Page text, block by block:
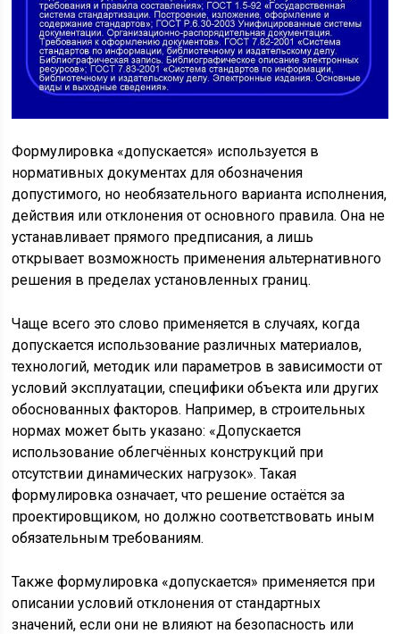
Формулировка «допускается» используется в
нормативных документах для обозначения
допустимого, но необязательного варианта исполнения,
действия или отклонения от основного правила. Она не
устанавливает прямого предписания, а лишь
открывает возможность применения альтернативного
решения в пределах установленных границ.
Чаще всего это слово применяется в случаях, когда
допускается использование различных материалов,
технологий, методик или параметров в зависимости от
условий эксплуатации, специфики объекта или других
обоснованных факторов. Например, в строительных
нормах может быть указано: «Допускается
использование облегчённых конструкций при
отсутствии динамических нагрузок». Такая
формулировка означает, что решение остаётся за
проектировщиком, но должно соответствовать иным
обязательным требованиям.
Также формулировка «допускается» применяется при
описании условий отклонения от стандартных
значений, если они не влияют на безопасность или